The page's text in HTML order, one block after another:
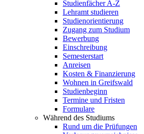
Studienfächer A-Z
Lehramt studieren
Studienorientierung
Zugang zum Studium
Bewerbung
Einschreibung
Semesterstart
Anreisen
Kosten & Finanzierung
Wohnen in Greifswald
Studienbeginn
Termine und Fristen
Formulare
Während des Studiums
Rund um die Prüfungen